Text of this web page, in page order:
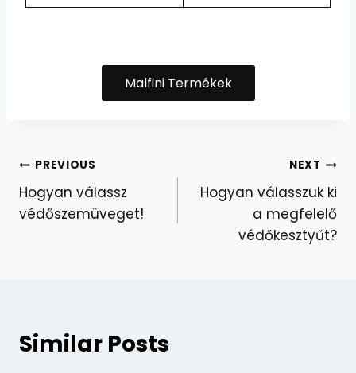
Malfini Termékek
Bejegyzés
navigáció
PREVIOUS
Hogyan válassz
védőszemüveget!
NEXT
Hogyan válasszuk ki
a megfelelő
védőkesztyűt?
Similar Posts